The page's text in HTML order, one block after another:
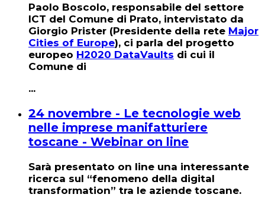
Paolo Boscolo, responsabile del settore
ICT del Comune di Prato, intervistato da
Giorgio Prister (Presidente della rete Major
Cities of Europe), ci parla del progetto
europeo H2020 DataVaults di cui il
Comune di
...
24 novembre - Le tecnologie web
nelle imprese manifatturiere
toscane - Webinar on line
Sarà presentato on line una interessante
ricerca sul “fenomeno della digital
transformation” tra le aziende toscane.